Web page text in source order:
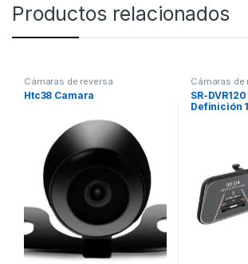
Productos relacionados
Cámaras de reversa
Htc38 Camara
Cámaras de
SR-
Definición